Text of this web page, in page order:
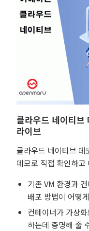
클라우드 네이티브
라이브
클라우드 네이티브
데모로 직접 확인하
기존 VM 환경과
배포 방법이 어떻
컨테이너가 가상
하는데 증명해 줄